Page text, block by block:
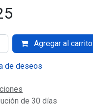
Agregar al carrito
de deseos
de 30 días